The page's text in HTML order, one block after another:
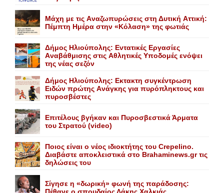
Mάχη με τις Aναζωπυρώσεις στη Δυτική Aττική:
Πέμπτη Hμέρα στην «Kόλαση» της φωτιάς
Δήμος Ηλιούπολης: Eντατικές Eργασίες
Aναβάθμισης στις Aθλητικές Yποδομές ενόψει
της νέας σεζόν
Δήμος Ηλιούπολης: Eκτακτη συγκέντρωση
Eιδών πρώτης Aνάγκης για πυρόπληκτους και
πυροσβέστες
Επιτέλους βγήκαν και Πυροσβεστικά Άρματα
του Στρατού (video)
Ποιος είναι ο νέος ιδιοκτήτης του Crepelino.
Διαβάστε αποκλειστικά στο Brahaminews.gr τις
δηλώσεις του
Σίγησε η «δωρική» φωνή της παράδοσης: